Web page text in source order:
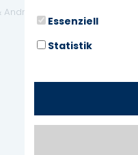
Auto)
Essenziell
Statistik